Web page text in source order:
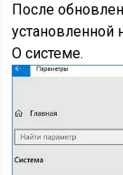
После
О системе.